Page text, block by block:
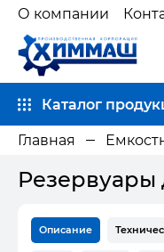
О компании
Каталог
Главная
Резервуары
Описание